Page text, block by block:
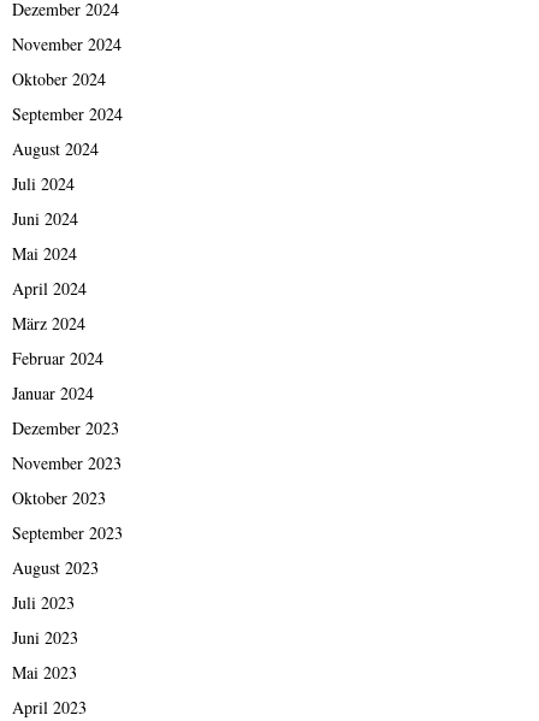
Dezember 2024
November 2024
Oktober 2024
September 2024
August 2024
Juli 2024
Juni 2024
Mai 2024
April 2024
März 2024
Februar 2024
Januar 2024
Dezember 2023
November 2023
Oktober 2023
September 2023
August 2023
Juli 2023
Juni 2023
Mai 2023
April 2023